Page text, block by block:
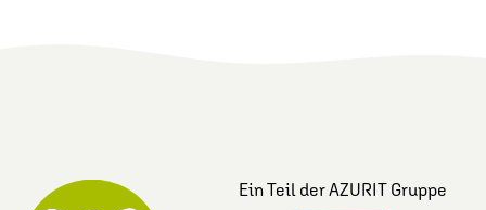
Ein Teil der AZURIT Gruppe